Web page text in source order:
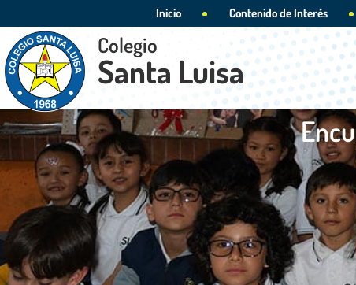
Inicio Contenido de Interés
Colegio
Santa Luisa